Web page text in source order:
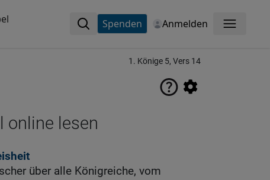
Spenden Anmelden Menü
1. Könige 5, Vers 14
online lesen
über alle Königreiche, vom